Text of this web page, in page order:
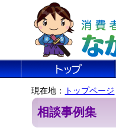
現在地： トップページ
相談事例集